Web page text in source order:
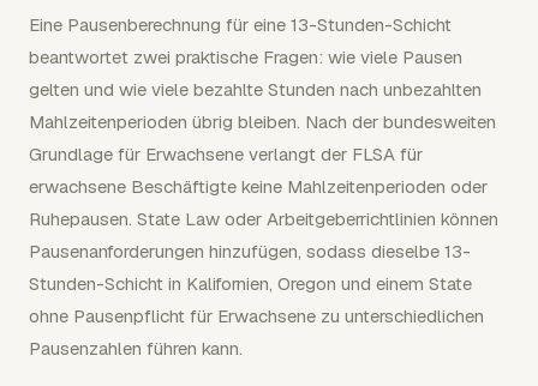
Eine Pausenberechnung für eine 13-Stunden-Schicht
beantwortet zwei praktische Fragen: wie viele Pausen
gelten und wie viele bezahlte Stunden nach unbezahlten
Mahlzeitenperioden übrig bleiben. Nach der bundesweiten
Grundlage für Erwachsene verlangt der FLSA für
erwachsene Beschäftigte keine Mahlzeitenperioden oder
Ruhepausen. State Law oder Arbeitgeberrichtlinien können
Pausenanforderungen hinzufügen, sodass dieselbe 13-
Stunden-Schicht in Kalifornien, Oregon und einem State
ohne Pausenpflicht für Erwachsene zu unterschiedlichen
Pausenzahlen führen kann.